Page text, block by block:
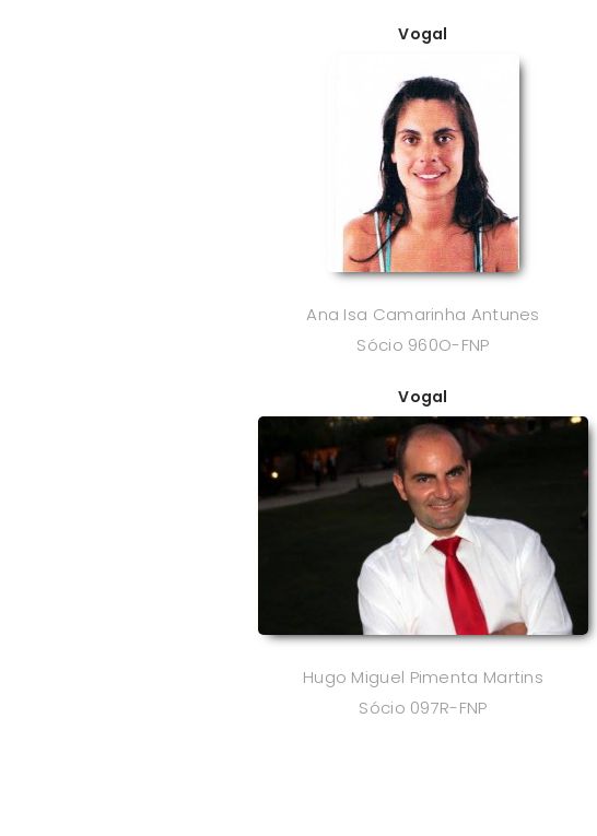
Vogal
Ana Isa Camarinha Antunes
Sócio 960O-FNP
Vogal
Hugo Miguel Pimenta Martins
Sócio 097R-FNP